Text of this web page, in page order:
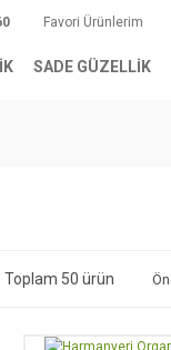
Favori Ürünlerim
SADE GÜZELLİK
Toplam 50 ürün